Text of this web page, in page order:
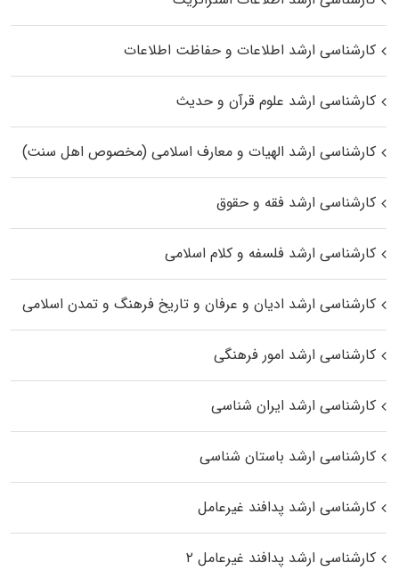
کارشناسی ارشد اطلاعات و حفاظت اطلاعات
کارشناسی ارشد علوم قرآن و حدیث
کارشناسی ارشد الهیات و معارف اسلامی (مخصوص اهل سنت)
کارشناسی ارشد فقه و حقوق
کارشناسی ارشد فلسفه و کلام اسلامی
کارشناسی ارشد ادیان و عرفان و تاریخ فرهنگ و تمدن اسلامی
کارشناسی ارشد امور فرهنگی
کارشناسی ارشد ایران شناسی
کارشناسی ارشد باستان شناسی
کارشناسی ارشد پدافند غیرعامل
کارشناسی ارشد پدافند غیرعامل ۲